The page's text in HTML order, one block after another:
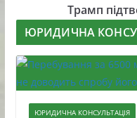
Трамп
ЮРИДИЧНА
ЮРИДИЧНА КОНСУЛЬТАЦІЯ